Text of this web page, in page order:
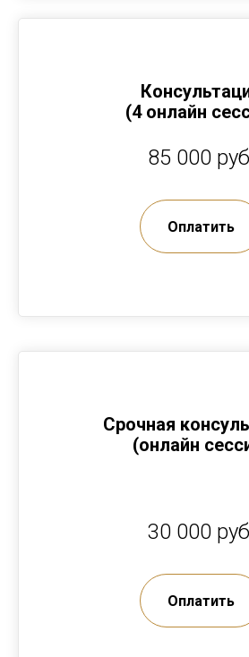
(4 онлайн
85 000
Оплатить
Срочная
(онлайн
30 000
Оплатить